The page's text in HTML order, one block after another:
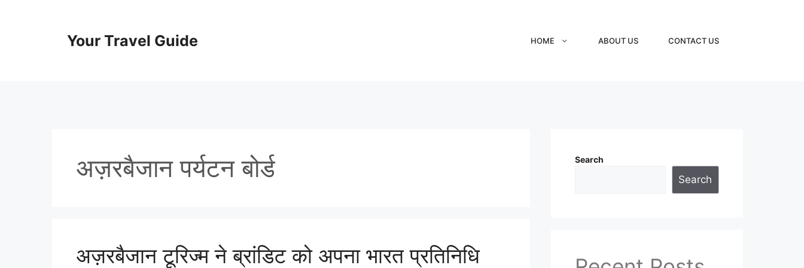
Your Travel Guide HOME ABOUT US CONTACT US
अज़रबैजान पर्यटन बोर्ड
अज़रबैजान टूरिज्म ने ब्रांडिट को अपना भारत प्रतिनिधि
Search
Search